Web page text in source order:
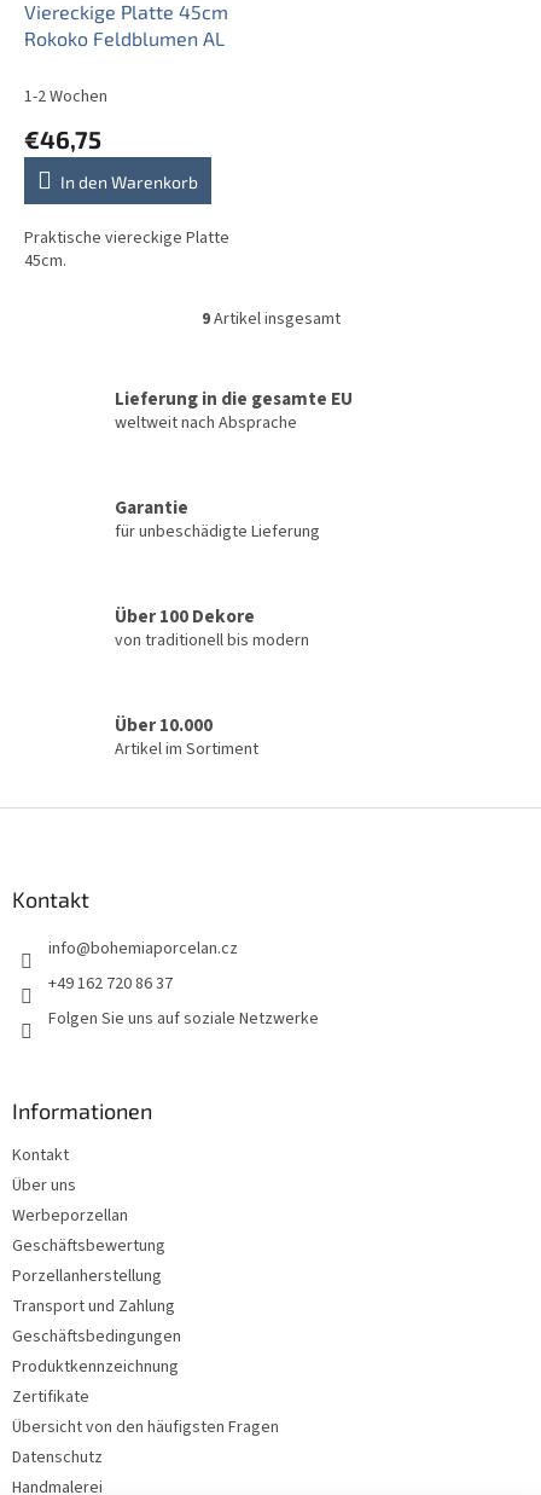
Viereckige Platte 45cm
Rokoko Feldblumen AL
1-2 Wochen
€46,75
In den Warenkorb
Praktische viereckige Platte
45cm.
S
u
e
m
d
e
9Artikel insgesamt
Lieferung in die gesamte EU
weltweit nach Absprache
Garantie
für unbeschädigte Lieferung
Über 100 Dekore
von traditionell bis modern
Über 10.000
Artikel im Sortiment
Kontakt
info@bohemiaporcelan.cz
+49 162 720 86 37
Folgen Sie uns auf soziale Netzwerke
Informationen
Kontakt
Über uns
Werbeporzellan
Geschäftsbewertung
Porzellanherstellung
Transport und Zahlung
Geschäftsbedingungen
Produktkennzeichnung
Zertifikate
Übersicht von den häufigsten Fragen
Datenschutz
Handmalerei